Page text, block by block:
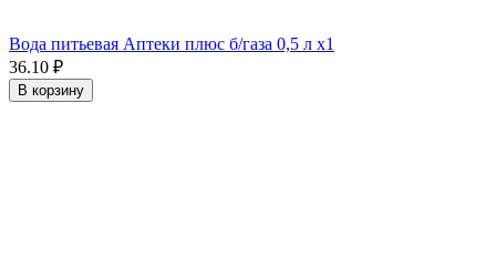
Вода питьевая Аптеки плюс б/газа 0,5 л x1
36.10 ₽
В корзину